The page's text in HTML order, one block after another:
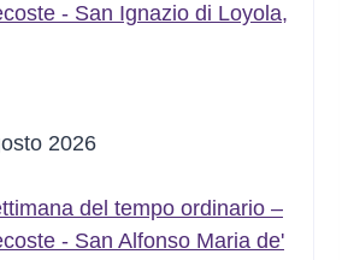
- San Ignazio di Loyola,
2026
del tempo ordinario –
- San Alfonso Maria de'